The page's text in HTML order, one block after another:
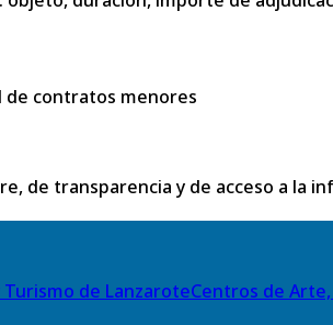
contratos menores
de transparencia y de acceso a la
Centros de